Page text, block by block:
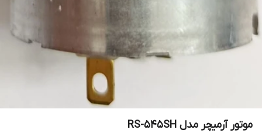
موتور آرمیچر مدل RS-545SH